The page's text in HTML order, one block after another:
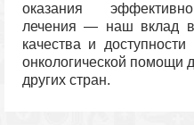
оказания
лечения — наш вклад
качества и
онкологической помощи
других стран.